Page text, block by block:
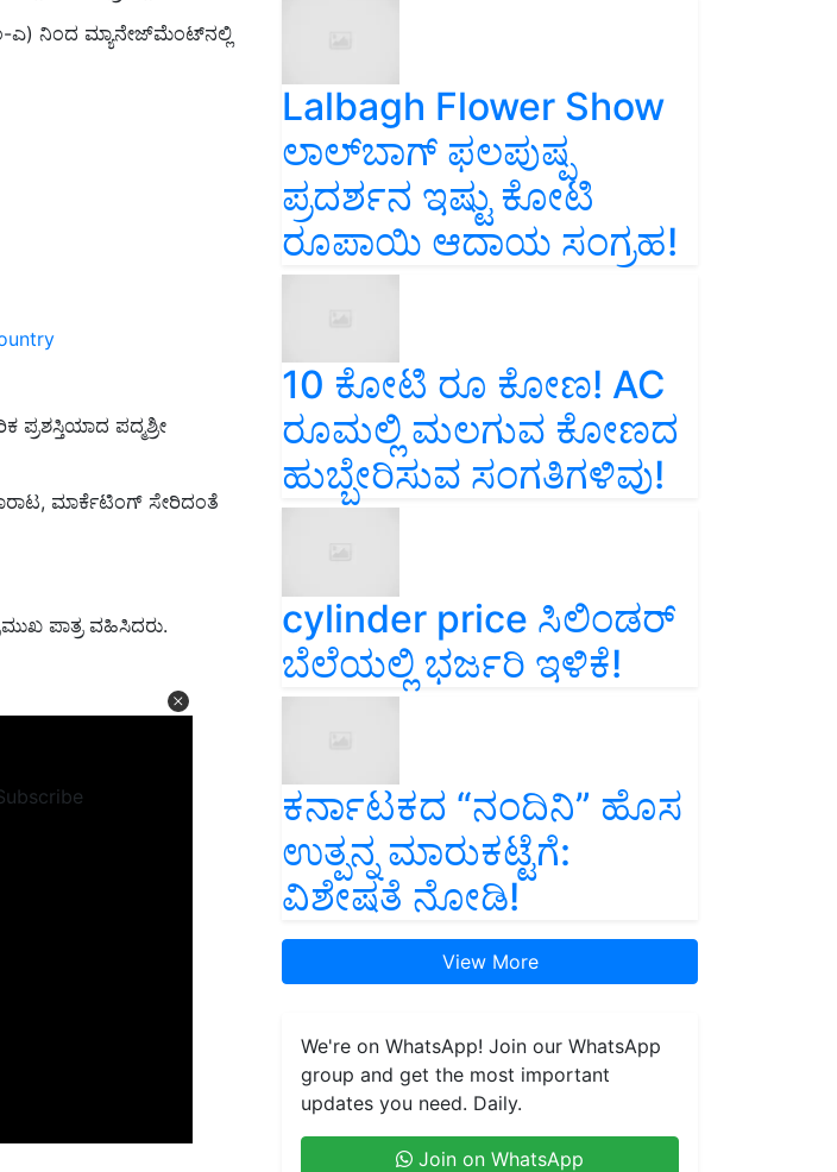
ನಿಂದ ಮ್ಯಾನೇಜ್‌ಮೆಂಟ್‌ನಲ್ಲಿ
ಪ್ರಶಸ್ತಿಯಾದ ಪದ್ಮಶ್ರೀ
ಮಾರ್ಕೆಟಿಂಗ್ ಸೇರಿದಂತೆ
ಪಾತ್ರ ವಹಿಸಿದರು.
Lalbagh Flower Show
ಲಾಲ್‌ಬಾಗ್ ಫಲಪುಷ್ಪ
ಪ್ರದರ್ಶನ ಇಷ್ಟು ಕೋಟಿ
ರೂಪಾಯಿ ಆದಾಯ ಸಂಗ್ರಹ!
10 ಕೋಟಿ ರೂ ಕೋಣ! AC
ರೂಮಲ್ಲಿ ಮಲಗುವ ಕೋಣದ
ಹುಬ್ಬೇರಿಸುವ ಸಂಗತಿಗಳಿವು!
cylinder price ಸಿಲಿಂಡರ್‌
ಬೆಲೆಯಲ್ಲಿ ಭರ್ಜರಿ ಇಳಿಕೆ!
ಕರ್ನಾಟಕದ “ನಂದಿನಿ” ಹೊಸ
ಉತ್ಪನ್ನ ಮಾರುಕಟ್ಟೆಗೆ:
ವಿಶೇಷತೆ ನೋಡಿ!
View More
We're on WhatsApp! Join our WhatsApp
group and get the most important
updates you need. Daily.
Join on WhatsApp